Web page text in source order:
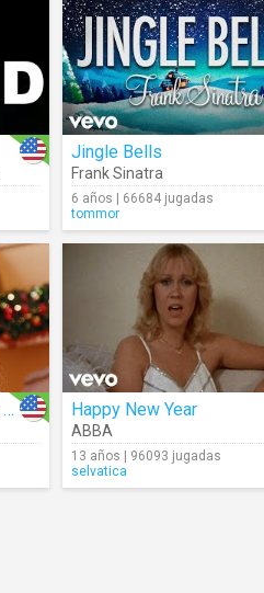
Jingle Bells
Frank Sinatra
6 años | 66684 jugadas
tommor
All I Want For Christmas Is You (Make My Wish Come True Edition) Happy New Year
ABBA
13 años | 96093 jugadas
selvatica